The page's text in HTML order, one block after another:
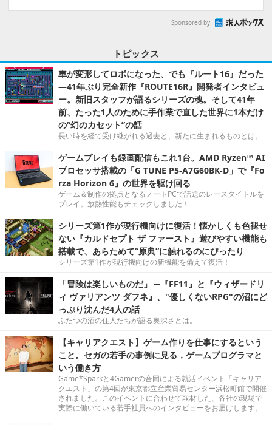
Sponsored by
トピックス
車が変形してロボになった、でも『ルート16』だった
―41年ぶり完全新作『ROUTE16R』開発者インタビュ
ー。新旧スタッフが語るシリーズの魂。そして41年
前、たった1人のために手作業で直した世界に1本だけ
の“幻のカセット”の話
長い時を経て受け継がれる過去と、新たに生まれるものとは。
ゲームプレイも録画配信もこれ1台。AMD Ryzen™ AI
プロセッサ搭載の「G TUNE P5-A7G60BK-D」で『Fo
rza Horizon 6』の世界を駆け回る
ゲーム＆制作の拠点となるノートPCで話題のレースタイトルを
プレイ。放熱性能もチェックしました！
シリーズ第1作が現行機向けに復活！懐かしくも色褪せ
ない『カルドセプト ザ ファースト』遊びやすい機能も
搭載で、あらためて“原典”に触れるのにぴったり
シリーズ第1作が現行機向けの新機能を備えて復活！
「冒険は楽しいものだ」 ─『FF11』と『ウィザードリ
ィ ヴァリアンツ ダフネ』、"優しくないRPG"の沼にど
っぷり沈んだ4人の話
ふたつの沼の住人たちが語る奥深さとは。
【キャリアクエスト】ゲーム作りを仕事にするという
こと。セガの若手の事例に見る，ゲームプログラマと
いう働き方
Game*Sparkと4Gamerの合同による就活イベント「キャリア
クエスト」の第4回が東京都立産業貿易センター浜松町館で開催
されました。このイベントに合わせて取材した、各社の現場で
実際に働いている若手社員へのインタビューをお届けします。